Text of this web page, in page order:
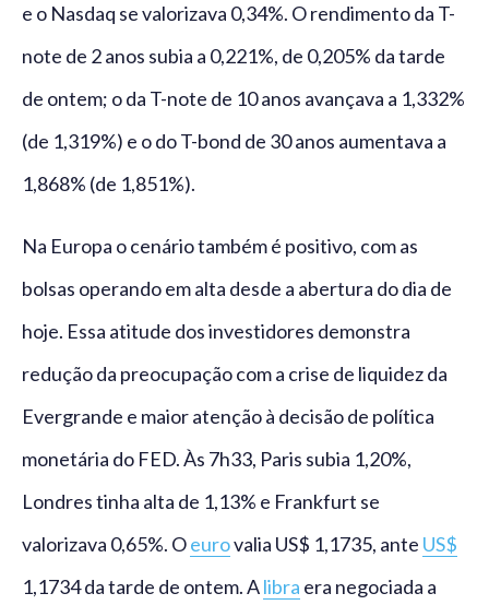
e o Nasdaq se valorizava 0,34%. O rendimento da T-
note de 2 anos subia a 0,221%, de 0,205% da tarde
de ontem; o da T-note de 10 anos avançava a 1,332%
(de 1,319%) e o do T-bond de 30 anos aumentava a
1,868% (de 1,851%).
Na Europa o cenário também é positivo, com as
bolsas operando em alta desde a abertura do dia de
hoje. Essa atitude dos investidores demonstra
redução da preocupação com a crise de liquidez da
Evergrande e maior atenção à decisão de política
monetária do FED. Às 7h33, Paris subia 1,20%,
Londres tinha alta de 1,13% e Frankfurt se
valorizava 0,65%. Oeurovalia US$ 1,1735, ante US$
1,1734 da tarde de ontem. Alibra era negociada a